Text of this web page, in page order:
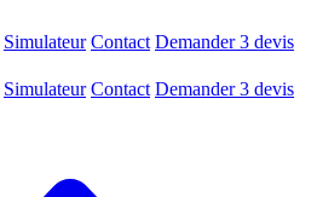
Simulateur Contact Demander 3 devis
Simulateur Contact Demander 3 devis